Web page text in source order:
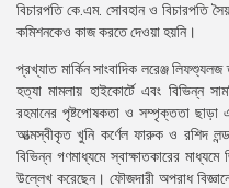
বিচারপতি কে.এম. সোবহান ও বিচারপতি
কমিশনকেও কাজ করতে দেওয়া হয়নি।
প্রখ্যাত মার্কিন সাংবাদিক লরেঞ্জ
হত্যা মামলায় হাইকোর্টে এবং বিভিন্ন
রহমানের পৃষ্টপোষকতা ও সম্পৃক্ততা ছাড়া
আত্মস্বীকৃত খুনি কর্ণেল ফারুক ও রশিদ
বিভিন্ন গণমাধ্যমে স্বাক্ষাতকারের
উল্লেখ করেছেন। ফৌজদারী অপরাধ